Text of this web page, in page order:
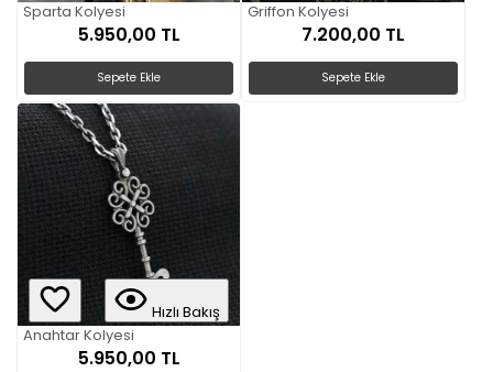
Sparta Kolyesi
5.950,00 TL
Sepete Ekle
Griffon Kolyesi
7.200,00 TL
Sepete Ekle
Hızlı Bakış
Anahtar Kolyesi
5.950,00 TL